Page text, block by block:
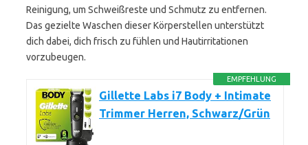
Reinigung, um Schweißreste und Schmutz zu entfernen.
Das gezielte Waschen dieser Körperstellen unterstützt
dich dabei, dich frisch zu fühlen und Hautirritationen
vorzubeugen.
EMPFEHLUNG
Gillette Labs i7 Body + Intimate
Trimmer Herren, Schwarz/Grün